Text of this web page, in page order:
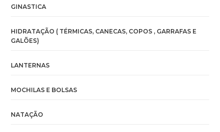
GINASTICA
HIDRATAÇÃO ( TÉRMICAS, CANECAS, COPOS , GARRAFAS E
GALÕES)
LANTERNAS
MOCHILAS E BOLSAS
NATAÇÃO